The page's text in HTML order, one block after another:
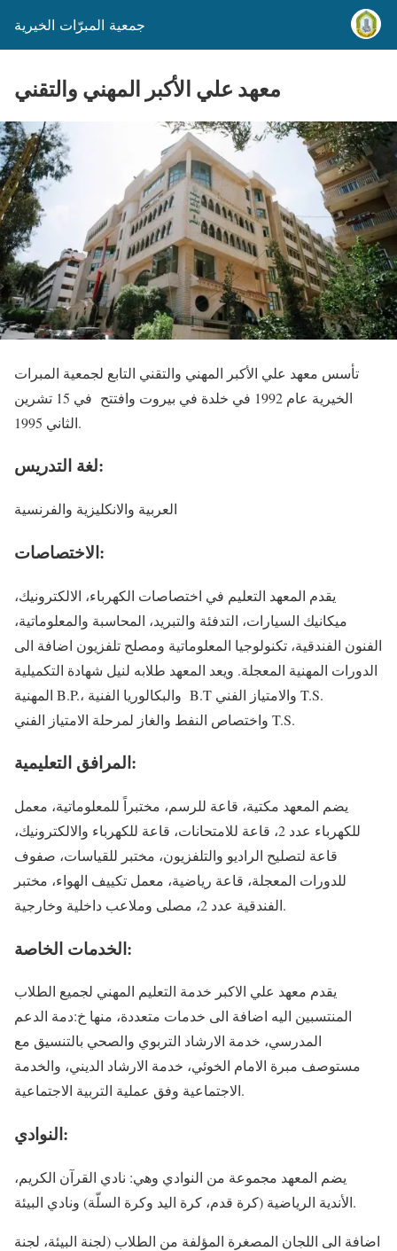
جمعية المبرّات الخيرية
معهد علي الأكبر المهني والتقني
تأسس معهد علي الأكبر المهني والتقني التابع لجمعية المبرات
الخيرية عام 1992 في خلدة في بيروت وافتتح في 15 تشرين
الثاني 1995.
لغة التدريس:
العربية والانكليزية والفرنسية
الاختصاصات:
يقدم المعهد التعليم في اختصاصات الكهرباء، الالكترونيك،
ميكانيك السيارات، التدفئة والتبريد، المحاسبة والمعلوماتية،
الفنون الفندقية، تكنولوجيا المعلوماتية ومصلح تلفزيون اضافة الى
الدورات المهنية المعجلة. ويعد المعهد طلابه لنيل شهادة التكميلية
المهنية B.P.، والبكالوريا الفنية B.T والامتياز الفني T.S.
واختصاص النفط والغاز لمرحلة الامتياز الفني T.S.
المرافق التعليمية:
يضم المعهد مكتية، قاعة للرسم، مختبراً للمعلوماتية، معمل
للكهرباء عدد 2، قاعة للامتحانات، قاعة للكهرباء والالكترونيك،
قاعة لتصليح الراديو والتلفزيون، مختبر للقياسات، صفوف
للدورات المعجلة، قاعة رياضية، معمل تكييف الهواء، مختبر
الفندقية عدد 2، مصلى وملاعب داخلية وخارجية.
الخدمات الخاصة:
يقدم معهد علي الاكبر خدمة التعليم المهني لجميع الطلاب
المنتسبين اليه اضافة الى خدمات متعددة، منها خ:دمة الدعم
المدرسي، خدمة الارشاد التربوي والصحي بالتنسيق مع
مستوصف مبرة الامام الخوئي، خدمة الارشاد الديني، والخدمة
الاجتماعية وفق عملية التربية الاجتماعية.
النوادي:
يضم المعهد مجموعة من النوادي وهي: نادي القرآن الكريم،
الأندية الرياضية (كرة قدم، كرة اليد وكرة السلّة) ونادي البيئة.
اضافة الى اللجان المصغرة المؤلفة من الطلاب (لجنة البيئة، لجنة